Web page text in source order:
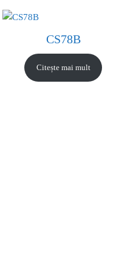
CS78B
Citește mai mult